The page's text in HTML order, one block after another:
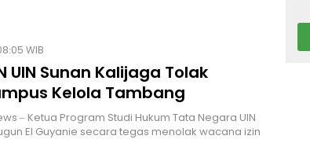
WIB
UIN Sunan Kalijaga Tolak
Kelola Tambang
– Ketua Program Studi Hukum Tata Negara UIN
El Guyanie secara tegas menolak wacana izin